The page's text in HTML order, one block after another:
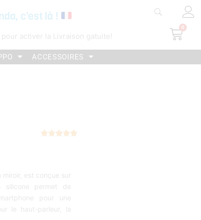
c'est là !
pour activer la Livraison gatuite!
0
ACCESSOIRES

est conçue sur
silicone permet de
pour une
le haut-parleur, la